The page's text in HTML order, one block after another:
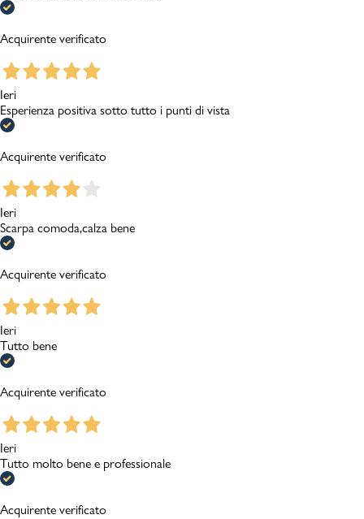
Acquirente verificato
Ieri
Esperienza positiva sotto tutto i punti di vista
Acquirente verificato
Ieri
Scarpa comoda,calza bene
Acquirente verificato
Ieri
Tutto bene
Acquirente verificato
Ieri
Tutto molto bene e professionale
Acquirente verificato